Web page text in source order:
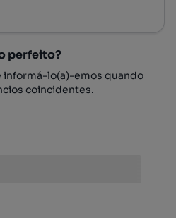
perfeito?
informá-lo(a)-emos quando
coincidentes.